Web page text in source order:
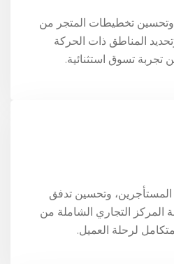
وتحسين تخطيطات المتجر من
المناطق ذات الحركة
تجربة تسوق استثنائية.
وتحسين تدفق
المركز التجاري الشاملة من
لرحلة العميل.